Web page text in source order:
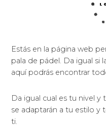
Estás en la página web
pala de pádel. Da igual si
aquí podrás encontrar
Da igual cual es tu nivel y
se adaptarán a tu estilo y
ti.